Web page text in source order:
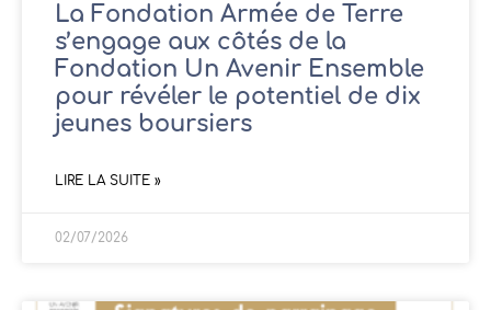
La Fondation Armée de Terre
s’engage aux côtés de la
Fondation Un Avenir Ensemble
pour révéler le potentiel de dix
jeunes boursiers
LIRE LA SUITE »
02/07/2026